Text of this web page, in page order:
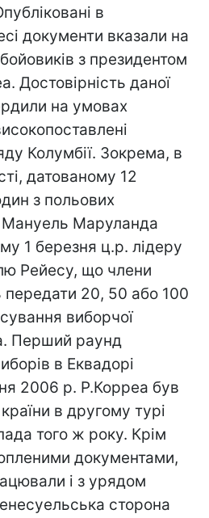
в
документи вказали на
з президентом
Достовірність даної
на умовах
Колумбії. Зокрема, в
датованому 12
з польових
Мануель Маруланда
1 березня ц.р. лідеру
Рейесу, що члени
передати 20, 50 або 100
виборчої
Перший раунд
в Еквадорі
2006 р. Р.Корреа був
в другому турі
того ж року. Крім
документами,
і з урядом
сторона